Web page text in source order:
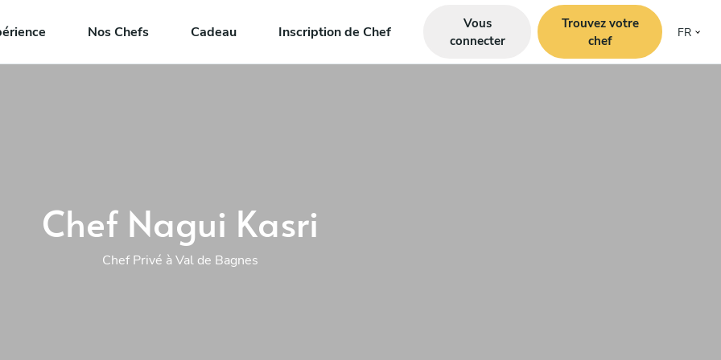
Nos Chefs Cadeau Inscription de Chef
Vous
connecter
Trouvez votre
chef
FR
Chef Nagui Kasri
Chef Privé à Val de Bagnes